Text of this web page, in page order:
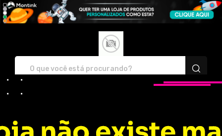
Rastreie seu